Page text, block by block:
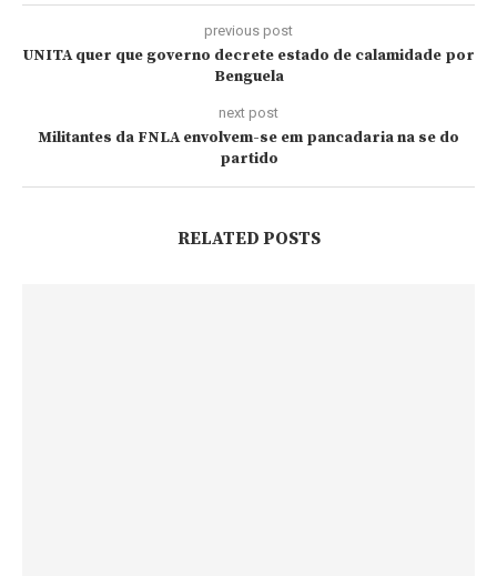
previous post
UNITA quer que governo decrete estado de calamidade por
Benguela
next post
Militantes da FNLA envolvem-se em pancadaria na se do
partido
RELATED POSTS